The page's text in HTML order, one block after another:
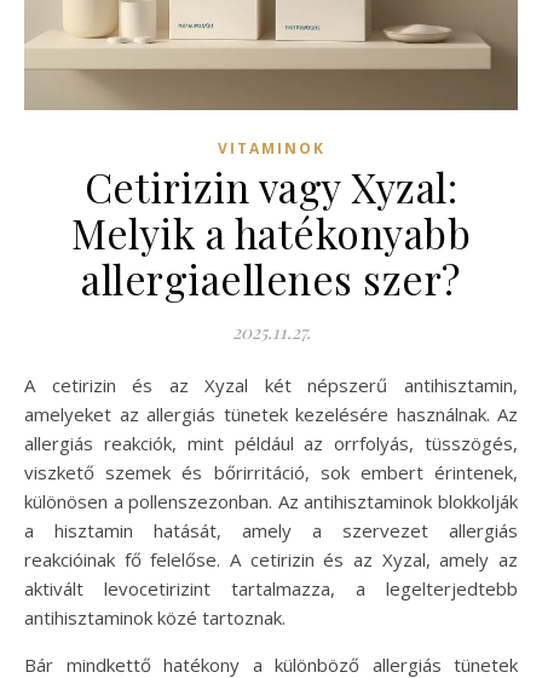
VITAMINOK
Cetirizin vagy Xyzal:
Melyik a hatékonyabb
allergiaellenes szer?
2025.11.27.
A cetirizin és az Xyzal két népszerű antihisztamin,
amelyeket az allergiás tünetek kezelésére használnak. Az
allergiás reakciók, mint például az orrfolyás, tüsszögés,
viszkető szemek és bőrirritáció, sok embert érintenek,
különösen a pollenszezonban. Az antihisztaminok blokkolják
a hisztamin hatását, amely a szervezet allergiás
reakcióinak fő felelőse. A cetirizin és az Xyzal, amely az
aktivált levocetirizint tartalmazza, a legelterjedtebb
antihisztaminok közé tartoznak.
Bár mindkettő hatékony a különböző allergiás tünetek